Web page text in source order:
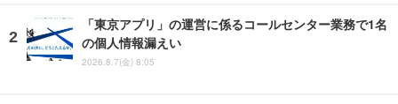
「東京アプリ」の運営に係るコールセンター業務で1名
の個人情報漏えい
2026.8.7(金) 8:05